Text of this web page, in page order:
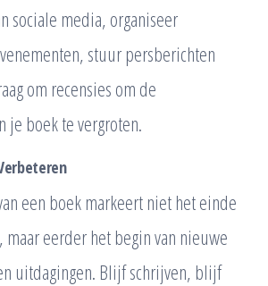
sociale media, organiseer
stuur persberichten
om recensies om de
je boek te vergroten.
een boek markeert niet het einde
eerder het begin van nieuwe
uitdagingen. Blijf schrijven, blijf